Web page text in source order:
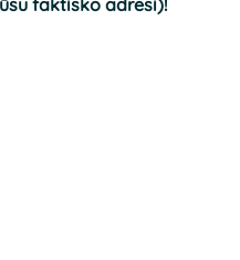
faktisko adresi)!